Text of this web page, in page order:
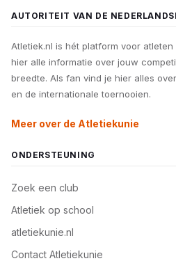
AUTORITEIT VAN DE
Atletiek.nl is hét platform voor
hier alle informatie over jouw
breedte. Als fan vind je hier alles
en de internationale toernooien.
Meer over de Atletiekunie
ONDERSTEUNING
Zoek een club
Atletiek op school
atletiekunie.nl
Contact Atletiekunie